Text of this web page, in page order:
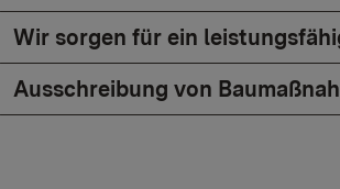
Wir sorgen für ein
Ausschreibung von